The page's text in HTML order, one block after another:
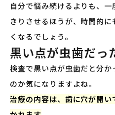
自分で悩み続けるよりも、
きりさせるほうが、時間的
くなるでしょう。
黒い点が虫歯だっ
検査で黒い点が虫歯だと分
のか気になりますよね。
治療の内容は、歯に穴が開